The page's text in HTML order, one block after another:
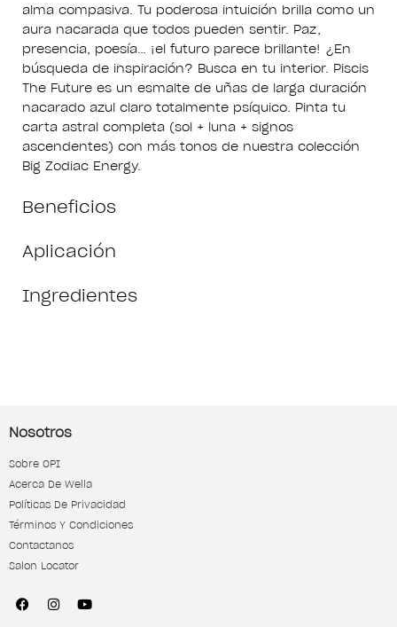
alma compasiva. Tu poderosa intuición brilla como un
aura nacarada que todos pueden sentir. Paz,
presencia, poesía… ¡el futuro parece brillante! ¿En
búsqueda de inspiración? Busca en tu interior. Piscis
The Future es un esmalte de uñas de larga duración
nacarado azul claro totalmente psíquico. Pinta tu
carta astral completa (sol + luna + signos
ascendentes) con más tonos de nuestra colección
Big Zodiac Energy.
Beneficios
Aplicación
Ingredientes
Nosotros
Sobre OPI
Acerca De Wella
Políticas De Privacidad
Términos Y Condiciones
Contactanos
Salon Locator